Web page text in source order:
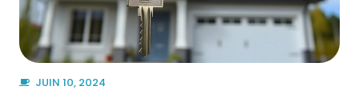
JUIN 10, 2024